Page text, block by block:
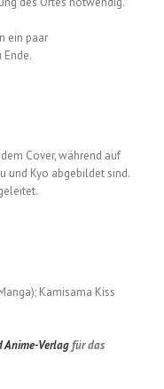
ein paar
Cover, während auf
und Kyo abgebildet sind.
Kamisama Kiss
Anime-Verlagfür das